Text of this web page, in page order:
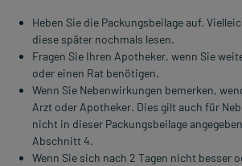
Heben Sie die Packungsbeilage auf.
diese später nochmals lesen.
Fragen Sie Ihren Apotheker, wenn Sie
oder einen Rat benötigen.
Wenn Sie Nebenwirkungen bemerken,
Arzt oder Apotheker. Dies gilt auch für
nicht in dieser Packungsbeilage
Abschnitt 4.
Wenn Sie sich nach 2 Tagen nicht besser